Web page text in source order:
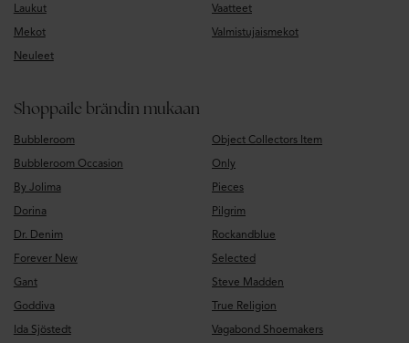
Laukut
Mekot
Neuleet
Vaatteet
Valmistujaismekot
Shoppaile brändin mukaan
Bubbleroom
Bubbleroom Occasion
By Jolima
Dorina
Dr. Denim
Forever New
Gant
Goddiva
Ida Sjöstedt
Object Collectors Item
Only
Pieces
Pilgrim
Rockandblue
Selected
Steve Madden
True Religion
Vagabond Shoemakers